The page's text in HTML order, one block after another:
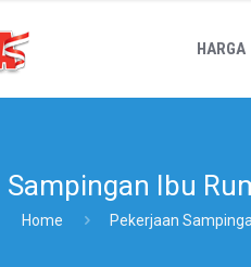
HARGA
Sampingan Ibu
Home Pekerjaan